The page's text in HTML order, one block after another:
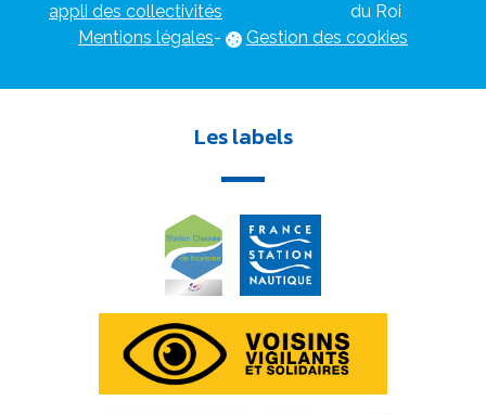
appli des collectivités
du Roi
Mentions légales- Gestion des cookies
Les labels